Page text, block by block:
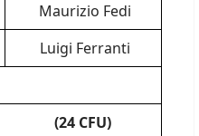
Maurizio Fedi
Luigi Ferranti
(24 CFU)